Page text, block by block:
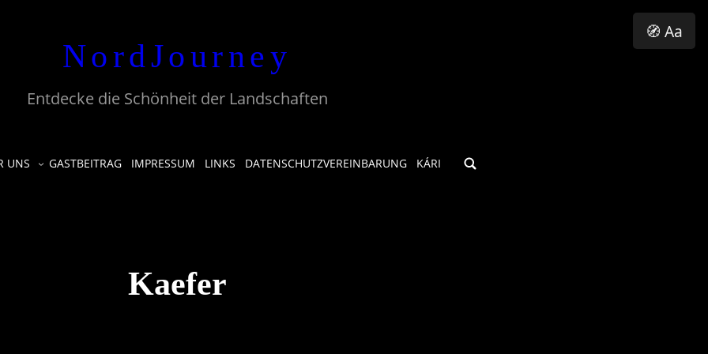
NordJourney
Entdecke die Schönheit der Landschaften
UNS GASTBEITRAG IMPRESSUM LINKS DATENSCHUTZVEREINBARUNG KÁRI
Kaefer
🧭 Aa